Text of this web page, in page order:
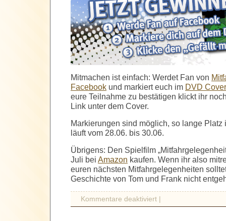
Mitmachen ist einfach: Werdet Fan von
Facebook und markiert euch im DVD
eure Teilnahme zu bestätigen klickt ihr
Link unter dem Cover.
Markierungen sind möglich, so lange
läuft vom 28.06. bis 30.06.
Übrigens: Den Spielfilm
Juli bei Amazon kaufen. Wenn ihr also
euren nächsten Mitfahrgelegenheiten
Geschichte von Tom und Frank nicht
Kommentare deaktiviert |